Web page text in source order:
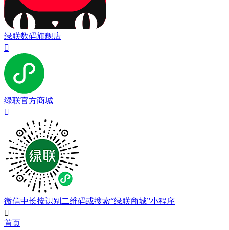
绿联数码旗舰店

绿联官方商城

微信中长按识别二维码或搜索“绿联商城”小程序

首页